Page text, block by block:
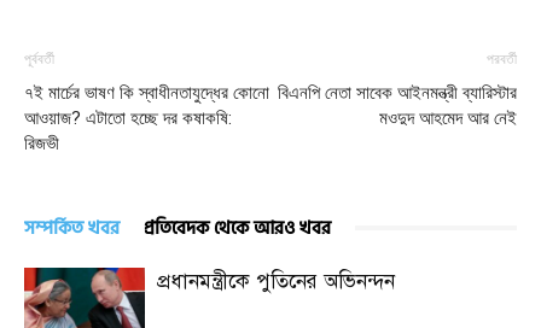
পূর্ববর্তী
৭ই মার্চের ভাষণ কি স্বাধীনতাযুদ্ধের কোনো
আওয়াজ? এটাতো হচ্ছে দর কষাকষি:
রিজভী
পরবর্তী
বিএনপি নেতা সাবেক আইনমন্ত্রী ব্যারিস্টার
মওদুদ আহমেদ আর নেই
সম্পর্কিত খবর প্রতিবেদক থেকে আরও খবর
প্রধানমন্ত্রীকে পুতিনের অভিনন্দন